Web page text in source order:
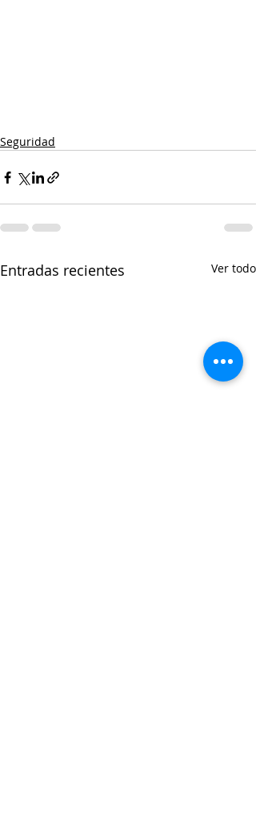
Seguridad
Entradas recientes Ver todo